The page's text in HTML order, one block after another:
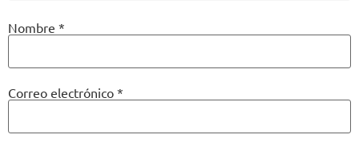
Nombre *
Correo electrónico *